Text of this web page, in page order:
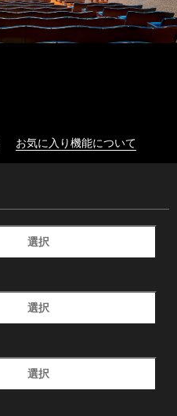
お気に入り機能について
選択
選択
選択